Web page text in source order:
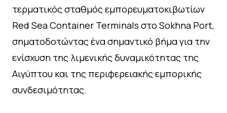
τερματικός σταθμός εμπορευματοκιβωτίων
Red Sea Container Terminals στο Sokhna Port,
σηματοδοτώντας ένα σημαντικό βήμα για την
ενίσχυση της λιμενικής δυναμικότητας της
Αιγύπτου και της περιφερειακής εμπορικής
συνδεσιμότητας.